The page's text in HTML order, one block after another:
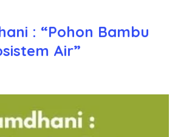
: “Pohon Bambu
Air”